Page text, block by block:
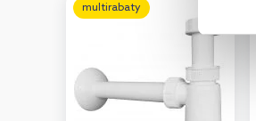
multirabaty